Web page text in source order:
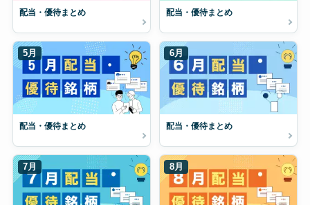
配当・優待まとめ 配当・優待まとめ
5月
配当・優待まとめ
6月
配当・優待まとめ
7月 8月